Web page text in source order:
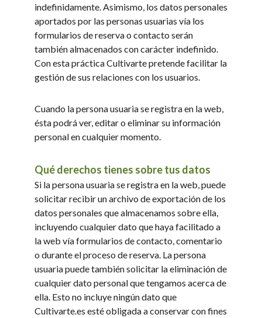
indefinidamente. Asimismo, los datos personales
aportados por las personas usuarias vía los
formularios de reserva o contacto serán
también almacenados con carácter indefinido.
Con esta práctica Cultivarte pretende facilitar la
gestión de sus relaciones con los usuarios.
Cuando la persona usuaria se registra en la web,
ésta podrá ver, editar o eliminar su información
personal en cualquier momento.
Qué derechos tienes sobre tus datos
Si la persona usuaria se registra en la web, puede
solicitar recibir un archivo de exportación de los
datos personales que almacenamos sobre ella,
incluyendo cualquier dato que haya facilitado a
la web vía formularios de contacto, comentario
o durante el proceso de reserva. La persona
usuaria puede también solicitar la eliminación de
cualquier dato personal que tengamos acerca de
ella. Esto no incluye ningún dato que
Cultivarte.es esté obligada a conservar con fines